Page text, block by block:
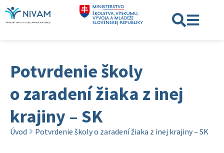
Potvrdenie školy
o zaradení žiaka z inej
krajiny – SK
Úvod Potvrdenie školy o zaradení žiaka z inej krajiny – SK